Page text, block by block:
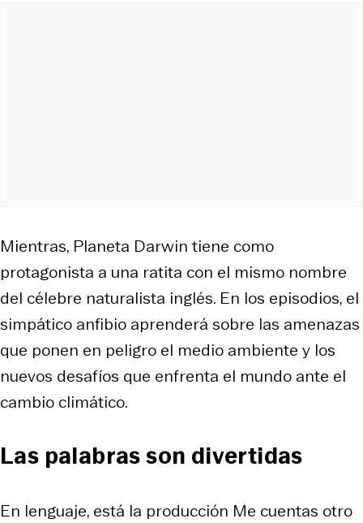
Mientras, Planeta Darwintiene como
protagonista a una ratita con el mismo nombre
del célebre naturalista inglés. En los episodios, el
simpático anfibio aprenderá sobre las amenazas
que ponen en peligro el medio ambiente y los
nuevos desafíos que enfrenta el mundo ante el
cambio climático.
Las palabras son divertidas
En lenguaje, está la producción Me cuentas otro